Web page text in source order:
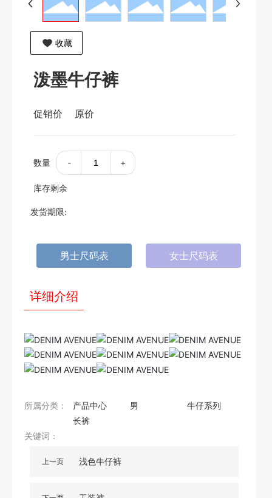
收藏
泼墨牛仔裤
促销价 原价
数量 - +
库存剩余
发货期限:
男士尺码表 女士尺码表
详细介绍
所属分类： 产品中心 男
牛仔系列
长裤
关键词：
上一页 浅色牛仔裤